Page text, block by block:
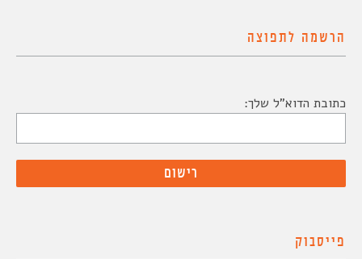
הרשמה לתפוצה
כתובת הדוא"ל שלך:
פייסבוק